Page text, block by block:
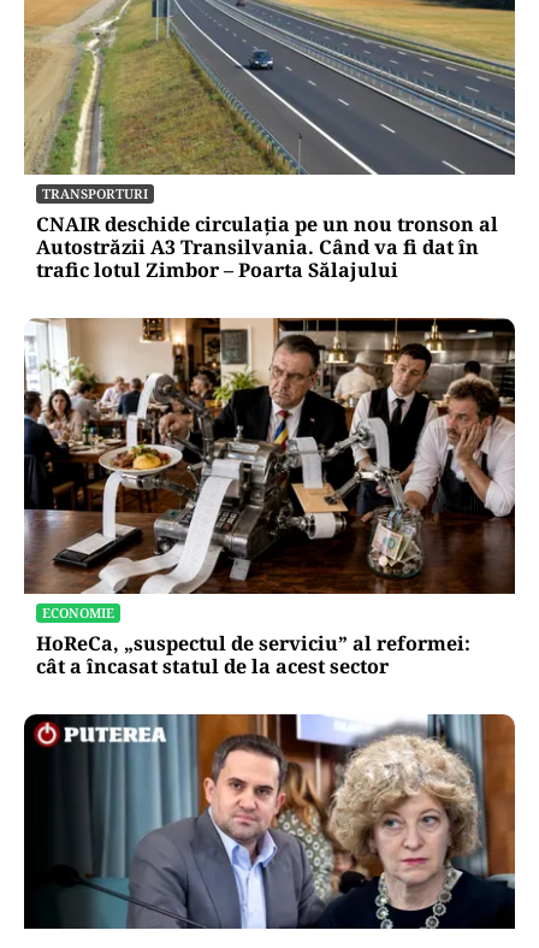
TRANSPORTURI
CNAIR deschide circulația pe un nou tronson al
Autostrăzii A3 Transilvania. Când va fi dat în
trafic lotul Zimbor – Poarta Sălajului
ECONOMIE
HoReCa, „suspectul de serviciu” al reformei:
cât a încasat statul de la acest sector